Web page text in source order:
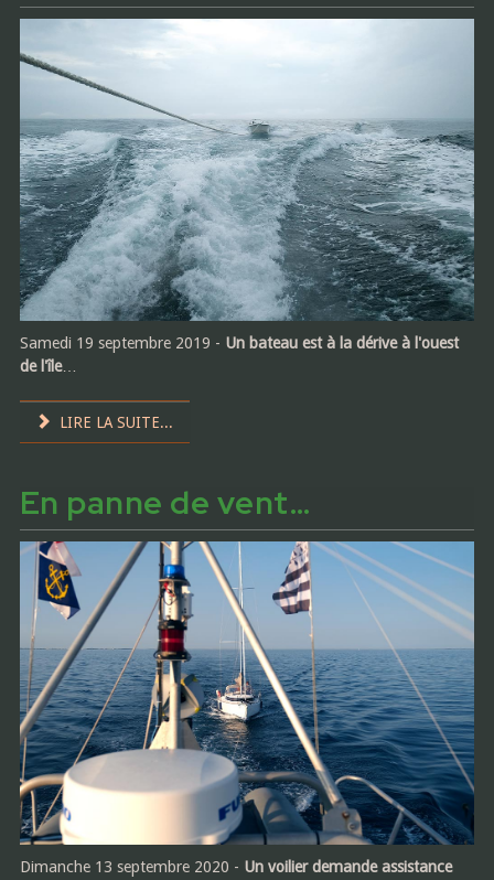
Samedi 19 septembre 2019 - Un bateau est à la dérive à l'ouest
de l'île…
LIRE LA SUITE...
En panne de vent…
Dimanche 13 septembre 2020 - Un voilier demande assistance